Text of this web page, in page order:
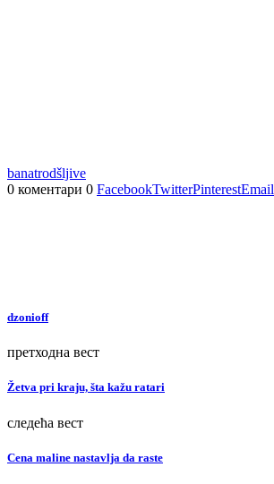
banatrodšljive
0 коментари 0 FacebookTwitterPinterestEmail
dzonioff
претходна вест
Žetva pri kraju, šta kažu ratari
следећа вест
Cena maline nastavlja da raste